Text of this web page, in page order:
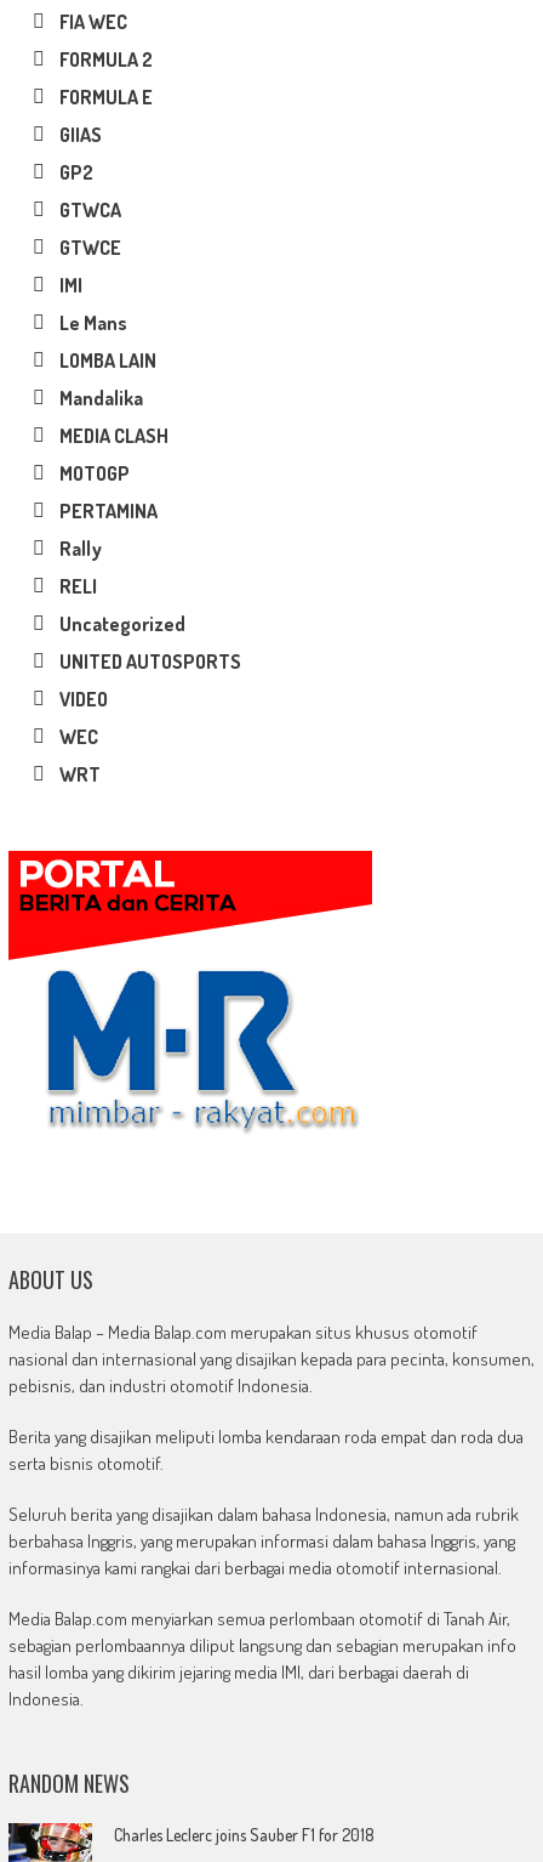
FIA WEC
FORMULA 2
FORMULA E
GIIAS
GP2
GTWCA
GTWCE
IMI
Le Mans
LOMBA LAIN
Mandalika
MEDIA CLASH
MOTOGP
PERTAMINA
Rally
RELI
Uncategorized
UNITED AUTOSPORTS
VIDEO
WEC
WRT
ABOUT US
Media Balap – Media Balap.com merupakan situs khusus otomotif
nasional dan internasional yang disajikan kepada para pecinta, konsumen,
pebisnis, dan industri otomotif Indonesia.
Berita yang disajikan meliputi lomba kendaraan roda empat dan roda dua
serta bisnis otomotif.
Seluruh berita yang disajikan dalam bahasa Indonesia, namun ada rubrik
berbahasa Inggris, yang merupakan informasi dalam bahasa Inggris, yang
informasinya kami rangkai dari berbagai media otomotif internasional.
Media Balap.com menyiarkan semua perlombaan otomotif di Tanah Air,
sebagian perlombaannya diliput langsung dan sebagian merupakan info
hasil lomba yang dikirim jejaring media IMI, dari berbagai daerah di
Indonesia.
RANDOM NEWS
Charles Leclerc joins Sauber F1 for 2018